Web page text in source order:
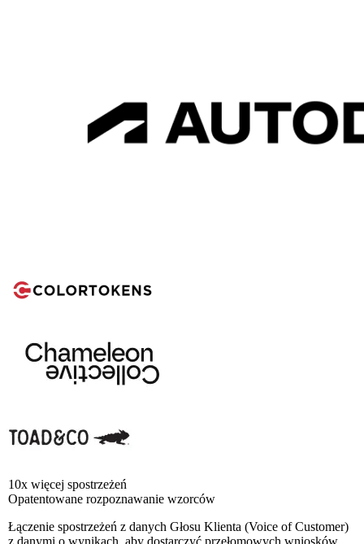
10x więcej spostrzeżeń
Opatentowane rozpoznawanie wzorców
Łączenie spostrzeżeń z danych Głosu Klienta (Voice of Customer)
z danymi o wynikach, aby dostarczyć przełomowych wniosków